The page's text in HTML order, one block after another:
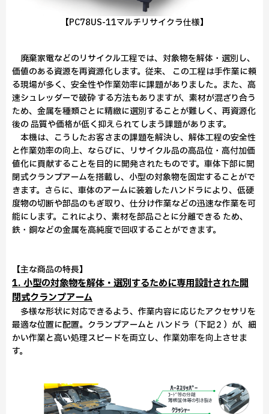
【PC78US-11マルチリサイクラ仕様】
廃棄家電などのリサイクル工程では、対象物を解体・選別し、
価値のある資源を再資源化します。従来、 この工程は手作業に頼
る現場が多く、安全性や作業効率に課題がありました。また、高
速シュレッダーで破砕 する方法もありますが、素材が混ざり合う
ため、金属を種類ごとに精緻に選別することが難しく、再資源化
後の 品質や価格が低く抑えられてしまう課題があります。
本機は、こうしたお客さまの課題を解決し、解体工程の安全性
と作業効率の向上、ならびに、リサイクル品の高品位・高付加価
値化に貢献することを目的に開発されたものです。車体下部に開
閉式クランプアームを搭載し、小型の対象物を固定することがで
きます。さらに、車体のアームに装着したハンドラにより、低硬
度物の切断や部品のもぎ取り、仕分け作業などの迅速な作業を可
能にします。これにより、素材を部品ごとに分離できる ため、
鉄・銅などの金属を高純度で回収することができます。
【主な商品の特長】
1. 小型の対象物を解体・選別するために専用設計された開
閉式クランプアーム
多様な形状に対応できるよう、作業内容に応じたアクセサリを
最適な位置に配置。クランプアームと ハンドラ（下記２）が、細
かい作業と高い処理スピードを両立し、作業効率を向上させま
す。